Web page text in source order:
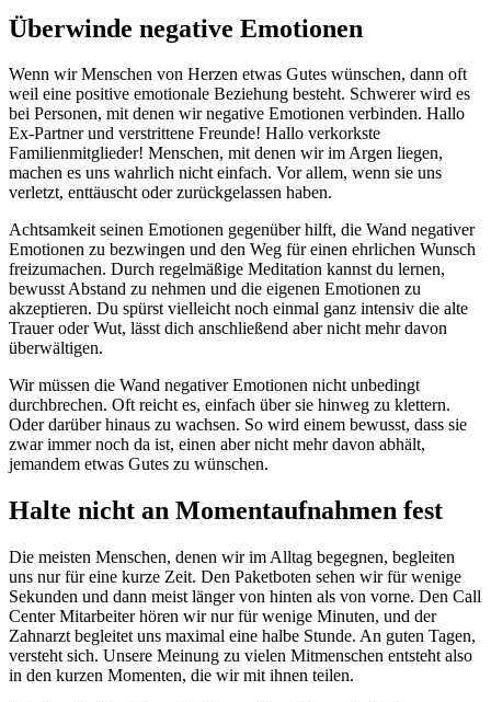
Überwinde negative Emotionen
Wenn wir Menschen von Herzen etwas Gutes wünschen, dann oft
weil eine positive emotionale Beziehung besteht. Schwerer wird es
bei Personen, mit denen wir negative Emotionen verbinden. Hallo
Ex-Partner und verstrittene Freunde! Hallo verkorkste
Familienmitglieder! Menschen, mit denen wir im Argen liegen,
machen es uns wahrlich nicht einfach. Vor allem, wenn sie uns
verletzt, enttäuscht oder zurückgelassen haben.
Achtsamkeit seinen Emotionen gegenüber hilft, die Wand negativer
Emotionen zu bezwingen und den Weg für einen ehrlichen Wunsch
freizumachen. Durch regelmäßige Meditation kannst du lernen,
bewusst Abstand zu nehmen und die eigenen Emotionen zu
akzeptieren. Du spürst vielleicht noch einmal ganz intensiv die alte
Trauer oder Wut, lässt dich anschließend aber nicht mehr davon
überwältigen.
Wir müssen die Wand negativer Emotionen nicht unbedingt
durchbrechen. Oft reicht es, einfach über sie hinweg zu klettern.
Oder darüber hinaus zu wachsen. So wird einem bewusst, dass sie
zwar immer noch da ist, einen aber nicht mehr davon abhält,
jemandem etwas Gutes zu wünschen.
Halte nicht an Momentaufnahmen fest
Die meisten Menschen, denen wir im Alltag begegnen, begleiten
uns nur für eine kurze Zeit. Den Paketboten sehen wir für wenige
Sekunden und dann meist länger von hinten als von vorne. Den Call
Center Mitarbeiter hören wir nur für wenige Minuten, und der
Zahnarzt begleitet uns maximal eine halbe Stunde. An guten Tagen,
versteht sich. Unsere Meinung zu vielen Mitmenschen entsteht also
in den kurzen Momenten, die wir mit ihnen teilen.